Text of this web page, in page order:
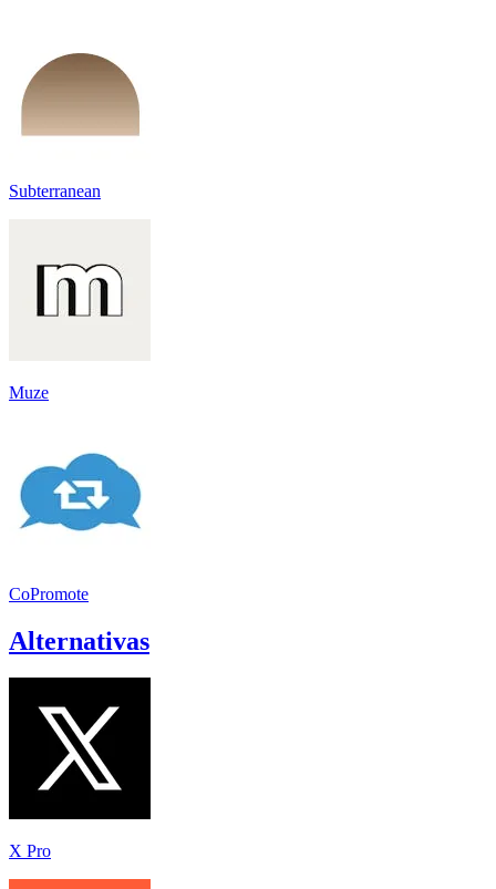
Subterranean
Muze
CoPromote
Alternativas
X Pro